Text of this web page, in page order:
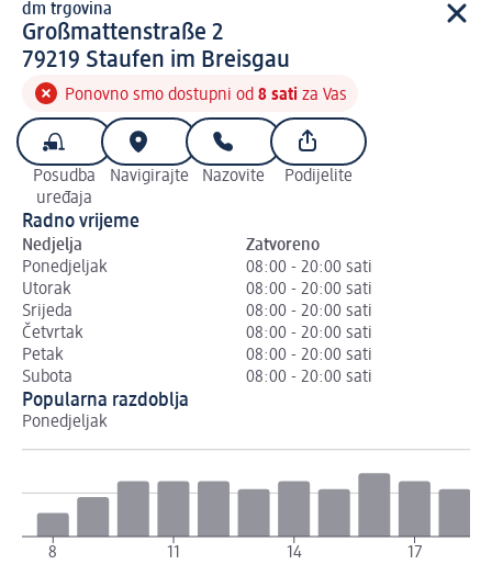
d m trgovina
dm trgovina
Großmattenstraße 2
7 9 2 1 9
79219 Staufen im Breisgau
Ponovno smo dostupni od 8 sati za Vas
Posudba
uređaja
Navigirajte Nazovite Podijelite
Radno vrijeme
Nedjelja
Zatvoreno
Ponedjeljak
08:00 - 20:00 sati
Utorak
08:00 - 20:00 sati
Srijeda
08:00 - 20:00 sati
Četvrtak
08:00 - 20:00 sati
Petak
08:00 - 20:00 sati
Subota
08:00 - 20:00 sati
Popularna razdoblja
Ponedjeljak
8 11 14 17